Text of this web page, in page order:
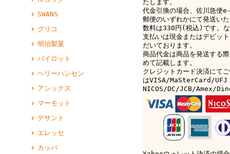
SWANS
グリコ
明治製菓
パイロット
ヘリーハンセン
アシックス
マーモット
デサント
エレッセ
カッパ
たします。
代金引換の場合、佐川急
郵便のいずれかにて発送い
数料は330円(税込)です
支払いは現金またはデビッ
だいております。
商品代金は商品を発送する
めて記載します。
クレジットカード決済にて
はVISA/MaSterCard/UFJ
NICOS/DC/JCB/Amex/